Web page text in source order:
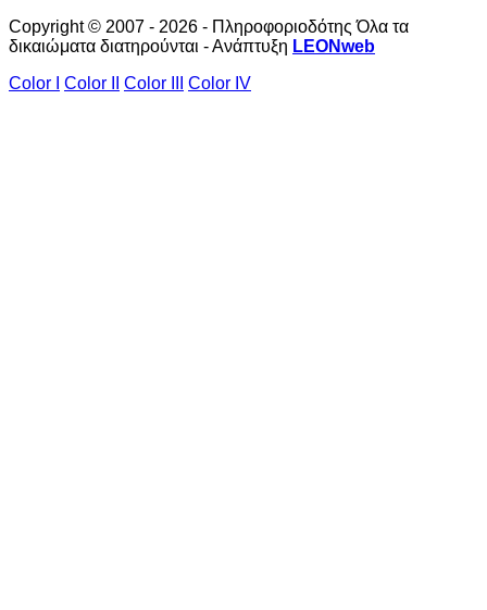
Copyright © 2007 - 2026 - Πληροφοριοδότης Όλα τα
δικαιώματα διατηρούνται - Ανάπτυξη LEONweb
Color I
Color II Color III Color IV